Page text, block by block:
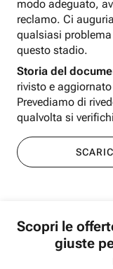
modo adeguato,
reclamo. Ci
qualsiasi
questo stadio.
Storia del
rivisto e
Prevediamo di
qualvolta si
Scopri le
giuste